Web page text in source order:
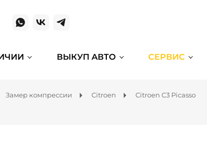
ВЫКУП АВТО СЕРВИС
Замер компрессии Citroen Citroen C3 Picasso